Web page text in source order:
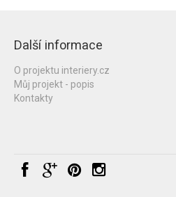
Další informace
O projektu interiery.cz
Můj projekt - popis
Kontakty